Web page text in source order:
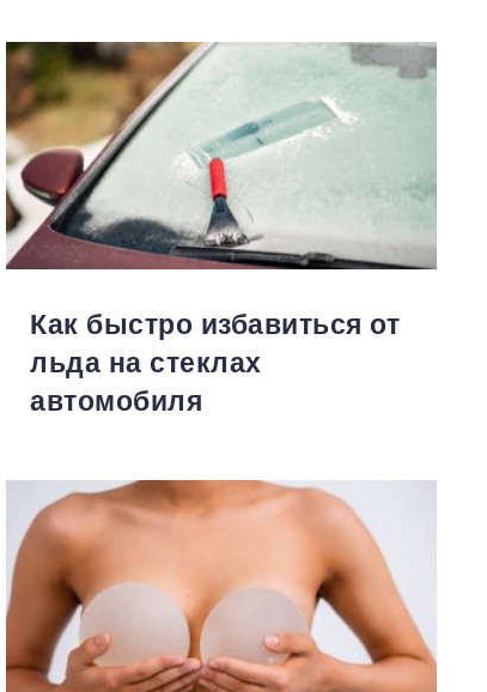
Как быстро избавиться от
льда на стеклах
автомобиля